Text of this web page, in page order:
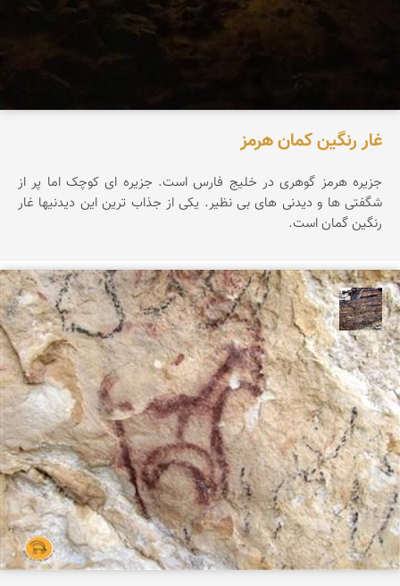
غار رنگین کمان هرمز
جزیره هرمز گوهری در خلیج فارس است. جزیره ای کوچک اما پر از
شگفتی ها و دیدنی های بی نظیر. یکی از جذاب ترین این دیدنیها غار
رنگین گمان است.
محمد ناصری فرد